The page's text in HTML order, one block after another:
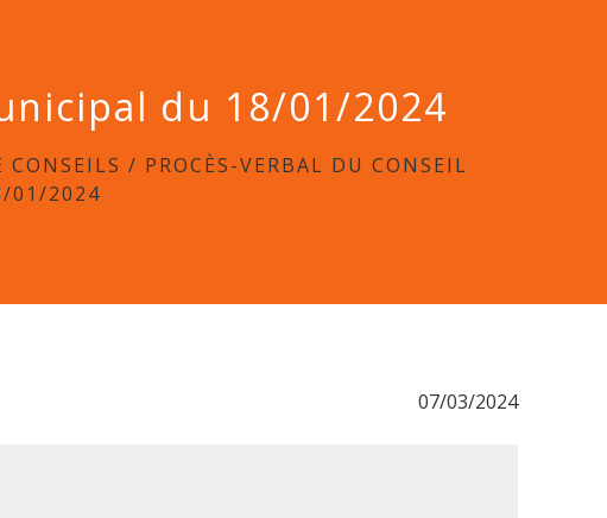
du 18/01/2024
CONSEILS / PROCÈS-VERBAL DU CONSEIL
01/2024
07/03/2024